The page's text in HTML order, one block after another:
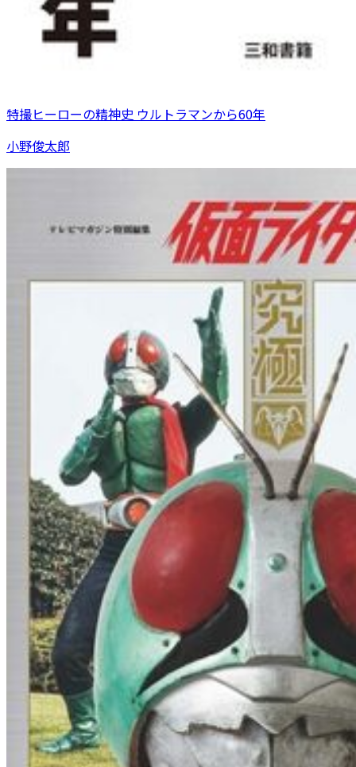
特撮ヒーローの精神史 ウルトラマンから60年
小野俊太郎